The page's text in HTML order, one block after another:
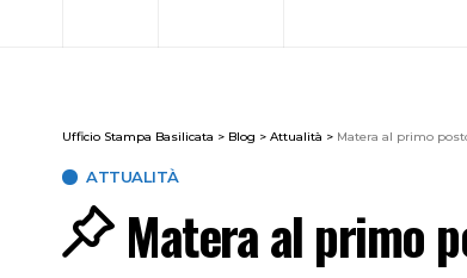
Ufficio Stampa Basilicata > Blog > Attualità > Matera al primo
ATTUALITÀ
Matera al primo